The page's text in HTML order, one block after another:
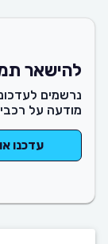
להישאר
נרשמים
מודעה על
עדכנו